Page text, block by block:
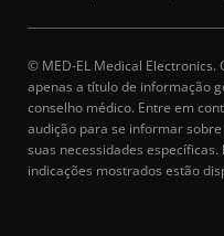
© MED-EL Medical Electronics.
apenas a título de informação
conselho médico. Entre em
audição para se informar
suas necessidades
indicações mostrados estão